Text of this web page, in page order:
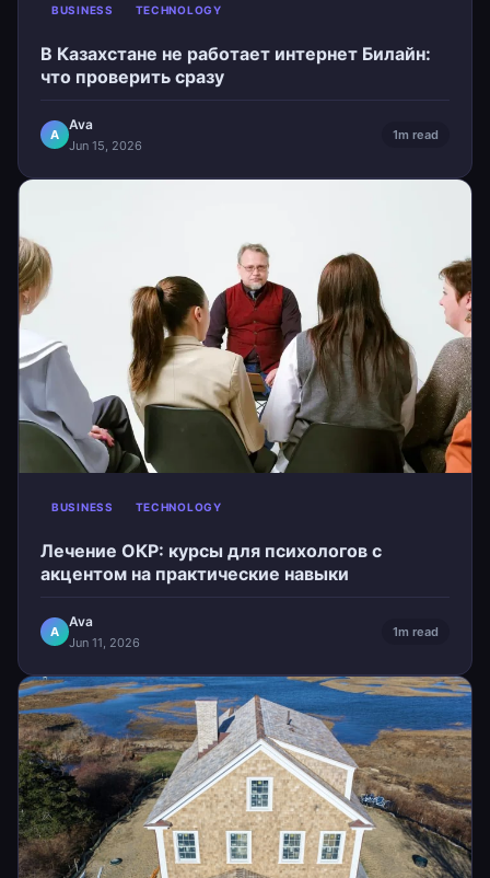
BUSINESS TECHNOLOGY
В Казахстане не работает интернет Билайн:
что проверить сразу
A
Ava
Jun 15, 2026
1m read
BUSINESS TECHNOLOGY
Лечение ОКР: курсы для психологов с
акцентом на практические навыки
A
Ava
Jun 11, 2026
1m read